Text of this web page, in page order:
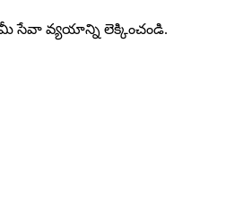
మీ సేవా వ్యయాన్ని లెక్కించండి.